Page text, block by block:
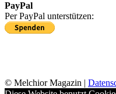
PayPal
Per PayPal unterstützen:
© Melchior Magazin |